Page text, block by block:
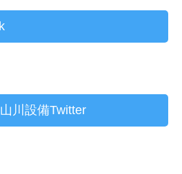
川設備Twitter